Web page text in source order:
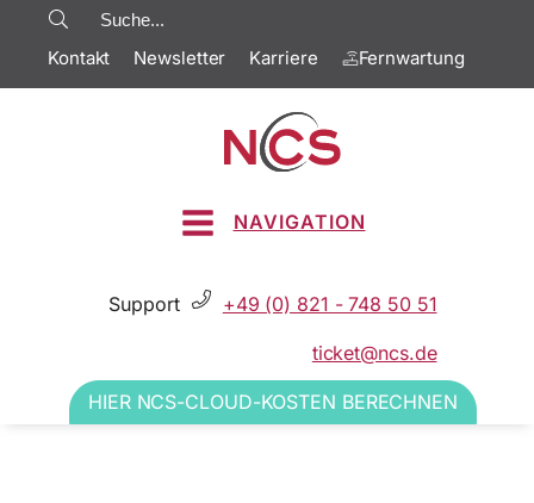
Kontakt Newsletter Karriere Fernwartung
NAVIGATION
Support +49 (0) 821 - 748 50 51
ticket@ncs.de
HIER NCS-CLOUD-KOSTEN BERECHNEN